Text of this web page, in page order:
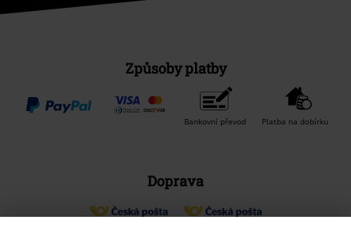
Způsoby platby
Bankovní převod Platba na dobírku
Doprava